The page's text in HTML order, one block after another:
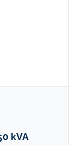
kVA